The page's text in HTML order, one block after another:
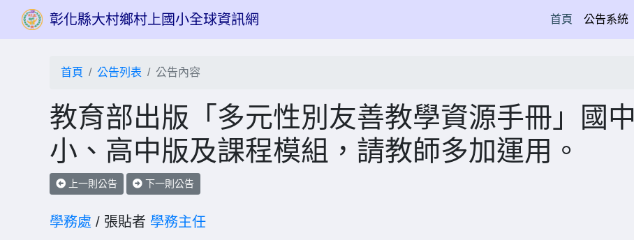
彰化縣大村鄉村上國小全球資訊網 首頁(current)
公告系統
首頁 公告列表 公告內容
教育部出版「多元性別友善教學資源手冊」國中
小、高中版及課程模組，請教師多加運用。
上一則公告 下一則公告
學務處 / 張貼者 學務主任